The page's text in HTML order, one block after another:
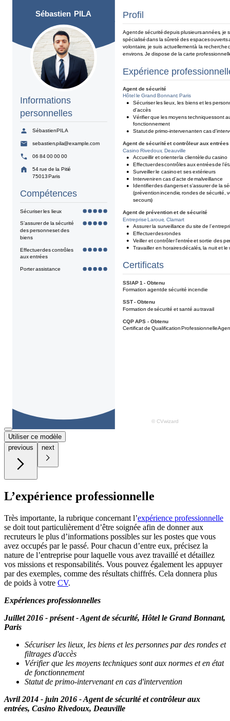
Utiliser ce modèle
previous
next
L’expérience professionnelle
Très importante, la rubrique concernant l’expérience professionnelle
se doit tout particulièrement d’être soignée afin de donner aux
recruteurs le plus d’informations possibles sur les postes que vous
avez occupés par le passé. Pour chacun d’entre eux, précisez la
nature de l’entreprise pour laquelle vous avez travaillé et détaillez
vos missions et responsabilités. Vous pouvez également les appuyer
par des exemples, comme des résultats chiffrés. Cela donnera plus
de poids à votre CV.
Expériences professionnelles
Juillet 2016 - présent - Agent de sécurité, Hôtel le Grand Bonnant,
Paris
Sécuriser les lieux, les biens et les personnes par des rondes et
filtrages d'accès
Vérifier que les moyens techniques sont aux normes et en état
de fonctionnement
Statut de primo-intervenant en cas d'intervention
Avril 2014 - juin 2016 - Agent de sécurité et contrôleur aux
entrées, Casino Rivedoux, Deauville